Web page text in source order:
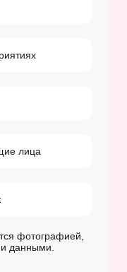
лица
фотографией,
данными.